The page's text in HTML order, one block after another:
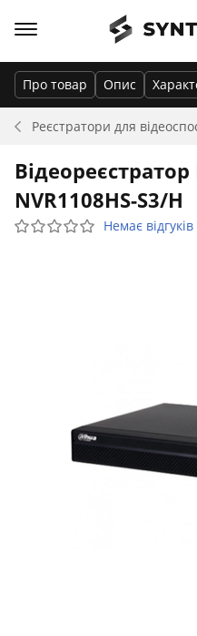
Реєстратори для
Про товар Опис
NVR1108HS-S3/H
Немає відгуків